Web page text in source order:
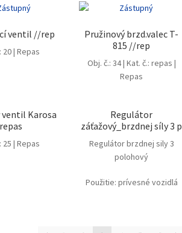
ventil //rep
20 | Repas
Pružinový brzd.valec T-
815 //rep
Obj. č.: 34 | Kat. č.: repas |
Repas
ventil Karosa
25 | Repas
Regulátor
záťažový_brzdnej síly 3 p
Regulátor brzdnej sily 3
polohový
Použitie: prívesné vozidlá